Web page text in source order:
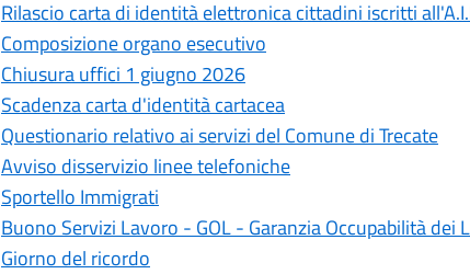
Rilascio carta di identità elettronica cittadini iscritti
Composizione organo esecutivo
Chiusura uffici 1 giugno 2026
Scadenza carta d'identità cartacea
Questionario relativo ai servizi del Comune di Trecate
Avviso disservizio linee telefoniche
Sportello Immigrati
Buono Servizi Lavoro - GOL - Garanzia Occupabilità dei
Giorno del ricordo